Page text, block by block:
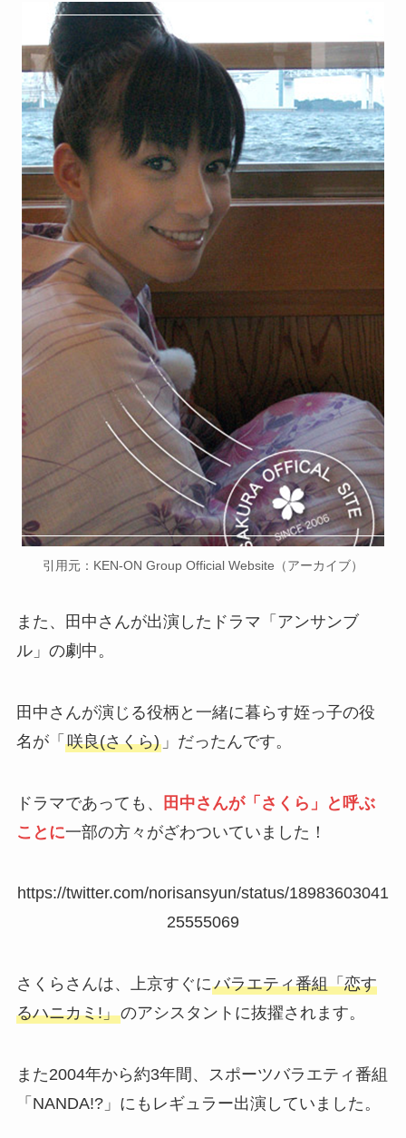
引用元：KEN-ON Group Official Website（アーカイブ）
また、田中さんが出演したドラマ「アンサンブ
ル」の劇中。
田中さんが演じる役柄と一緒に暮らす姪っ子の役
名が「 咲良(さくら)」だったんです。
ドラマであっても、
田中さんが「さくら」と呼ぶ
ことに一部の方々がざわついていました！
https://twitter.com/norisansyun/status/18983603041
25555069
さくらさんは、上京すぐにバラエティ番組「恋す
るハニカミ!」のアシスタントに抜擢されます。
また2004年から約3年間、スポーツバラエティ番組
「NANDA!?」にもレギュラー出演していました。